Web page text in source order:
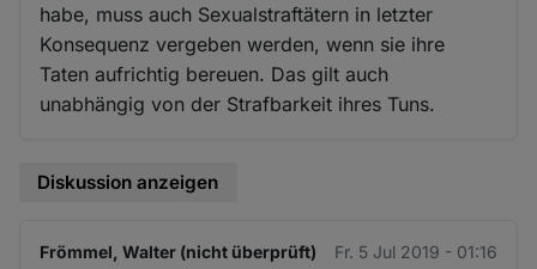
habe, muss auch Sexualstraftätern in letzter
Konsequenz vergeben werden, wenn sie ihre
Taten aufrichtig bereuen. Das gilt auch
unabhängig von der Strafbarkeit ihres Tuns.
Diskussion anzeigen
Frömmel, Walter (nicht überprüft) Fr. 5 Jul 2019 - 01:16